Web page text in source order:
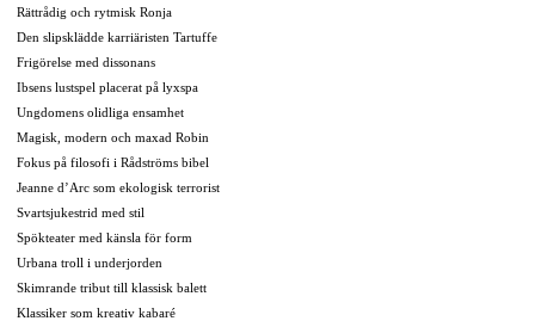
Rättrådig och rytmisk Ronja
Den slipsklädde karriäristen Tartuffe
Frigörelse med dissonans
Ibsens lustspel placerat på lyxspa
Ungdomens olidliga ensamhet
Magisk, modern och maxad Robin
Fokus på filosofi i Rådströms bibel
Jeanne d’Arc som ekologisk terrorist
Svartsjukestrid med stil
Spökteater med känsla för form
Urbana troll i underjorden
Skimrande tribut till klassisk balett
Klassiker som kreativ kabaré